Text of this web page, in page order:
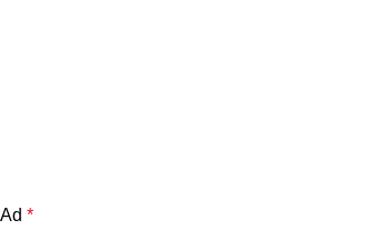
Ad *